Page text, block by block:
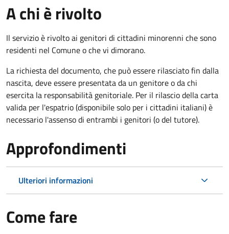
A chi è rivolto
Il servizio è rivolto ai genitori di cittadini minorenni che sono
residenti nel Comune o che vi dimorano.
La richiesta del documento, che può essere rilasciato fin dalla
nascita, deve essere presentata da un genitore o da chi
esercita la responsabilità genitoriale. Per il rilascio della carta
valida per l'espatrio (disponibile solo per i cittadini italiani) è
necessario l'assenso di entrambi i genitori (o del tutore).
Approfondimenti
Ulteriori informazioni
Come fare